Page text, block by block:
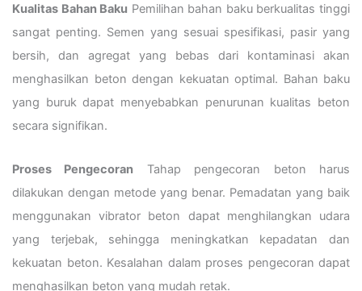
Kualitas Bahan Baku Pemilihan bahan baku berkualitas tinggi
sangat penting. Semen yang sesuai spesifikasi, pasir yang
bersih, dan agregat yang bebas dari kontaminasi akan
menghasilkan beton dengan kekuatan optimal. Bahan baku
yang buruk dapat menyebabkan penurunan kualitas beton
secara signifikan.
Proses Pengecoran Tahap pengecoran beton harus
dilakukan dengan metode yang benar. Pemadatan yang baik
menggunakan vibrator beton dapat menghilangkan udara
yang terjebak, sehingga meningkatkan kepadatan dan
kekuatan beton. Kesalahan dalam proses pengecoran dapat
menghasilkan beton yang mudah retak.